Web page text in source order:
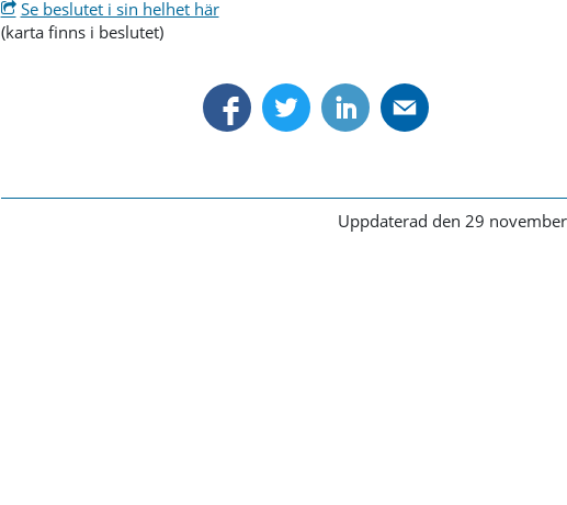
Se beslutet i sin helhet här
(karta finns i beslutet)
Uppdaterad den 29